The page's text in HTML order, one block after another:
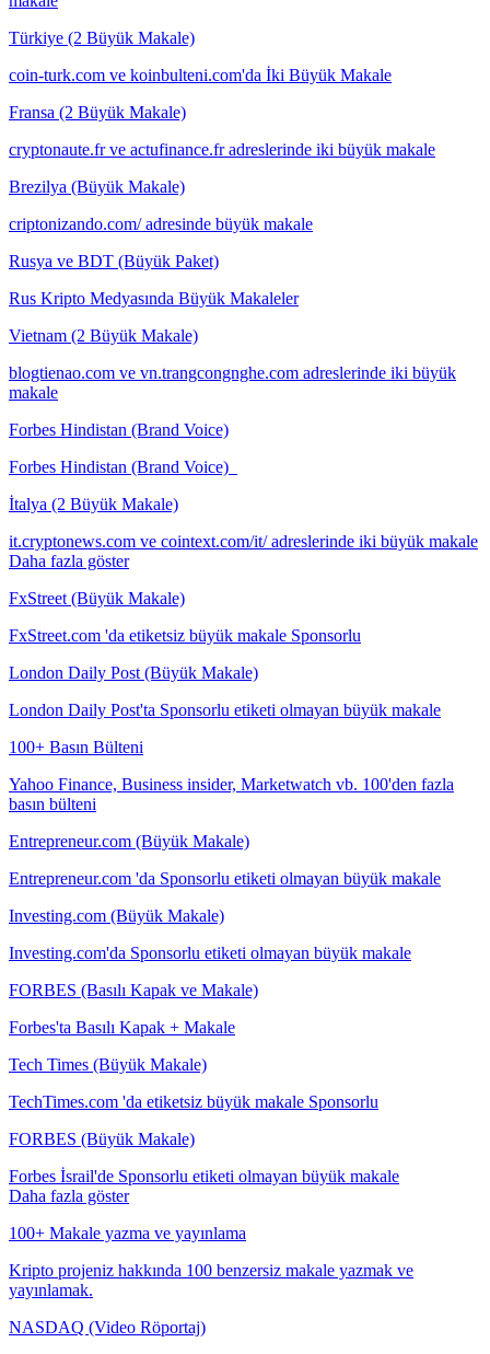
Türkiye (2 Büyük Makale)
coin-turk.com ve koinbulteni.com'da İki Büyük Makale
Fransa (2 Büyük Makale)
cryptonaute.fr ve actufinance.fr adreslerinde iki büyük makale
Brezilya (Büyük Makale)
criptonizando.com/ adresinde büyük makale
Rusya ve BDT (Büyük Paket)
Rus Kripto Medyasında Büyük Makaleler
Vietnam (2 Büyük Makale)
blogtienao.com ve vn.trangcongnghe.com adreslerinde iki büyük
makale
Forbes Hindistan (Brand Voice)
Forbes Hindistan (Brand Voice)
İtalya (2 Büyük Makale)
it.cryptonews.com ve cointext.com/it/ adreslerinde iki büyük makale
Daha fazla göster
FxStreet (Büyük Makale)
FxStreet.com 'da etiketsiz büyük makale Sponsorlu
London Daily Post (Büyük Makale)
London Daily Post'ta Sponsorlu etiketi olmayan büyük makale
100+ Basın Bülteni
Yahoo Finance, Business insider, Marketwatch vb. 100'den fazla
basın bülteni
Entrepreneur.com (Büyük Makale)
Entrepreneur.com 'da Sponsorlu etiketi olmayan büyük makale
Investing.com (Büyük Makale)
Investing.com'da Sponsorlu etiketi olmayan büyük makale
FORBES (Basılı Kapak ve Makale)
Forbes'ta Basılı Kapak + Makale
Tech Times (Büyük Makale)
TechTimes.com 'da etiketsiz büyük makale Sponsorlu
FORBES (Büyük Makale)
Forbes İsrail'de Sponsorlu etiketi olmayan büyük makale
Daha fazla göster
100+ Makale yazma ve yayınlama
Kripto projeniz hakkında 100 benzersiz makale yazmak ve
yayınlamak.
NASDAQ (Video Röportaj)